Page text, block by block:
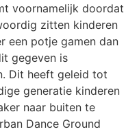
voornamelijk doordat
zitten kinderen
een potje gamen dan
gegeven is
Dit heeft geleid tot
generatie kinderen
naar buiten te
Dance Ground